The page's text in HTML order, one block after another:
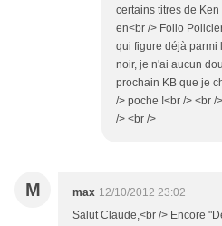
certains titres de
en<br /> Folio
qui figure déjà parmi
noir, je n'ai aucun
prochain KB que je
/> poche !<br /> <br /
/> <br />
M max 12/10/2012 23:02
Salut Claude,<br /> Encore